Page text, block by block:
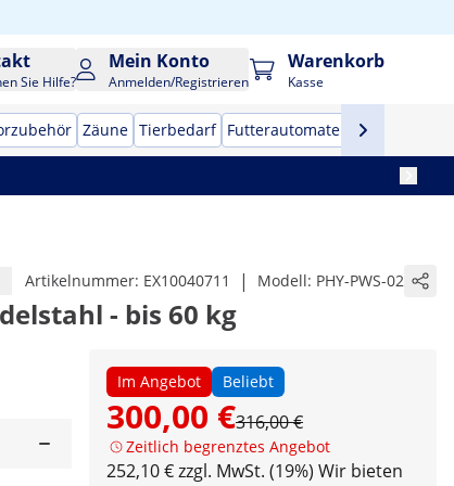
Sie Hilfe?
Mein Konto
Anmelden/Registrieren
Warenkorb
Kasse
Zäune Tierbedarf Futterautomaten
Artikelnummer: EX10040711 | Modell: PHY-PWS-02
- bis 60 kg
Im Angebot Beliebt
300,00 €316,00 €
Zeitlich begrenztes Angebot
252,10 € zzgl. MwSt. (19%) Wir bieten